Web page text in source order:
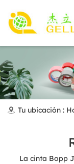
Tu ubicación :
La cinta Bopp